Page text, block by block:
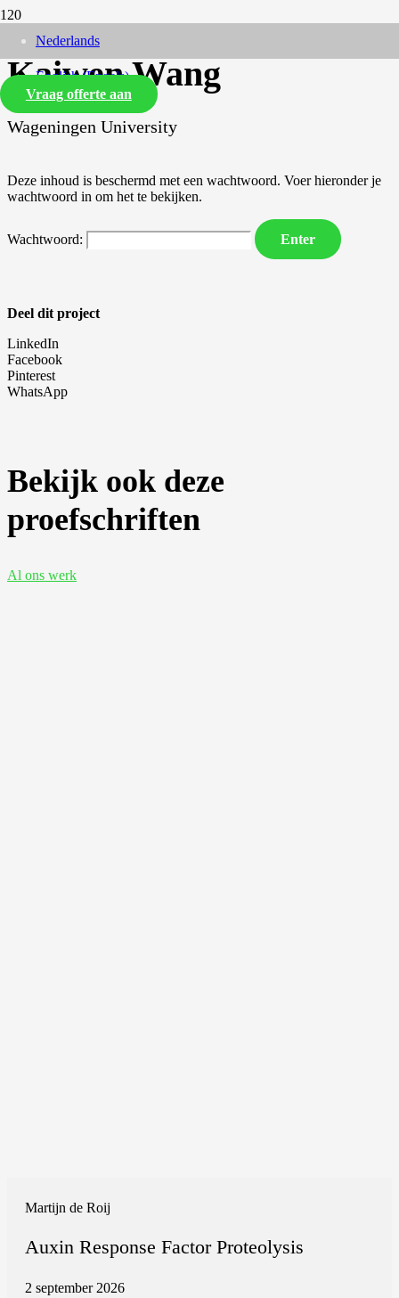
Nederlands
English(Engels)
Vraag offerte aan
Kaiwen Wang
Wageningen University
Deze inhoud is beschermd met een wachtwoord. Voer hieronder je
wachtwoord in om het te bekijken.
Wachtwoord:
Deel dit project
LinkedIn
Facebook
Pinterest
WhatsApp
Bekijk ook deze
proefschriften
Al ons werk
Martijn de Roij
Auxin Response Factor Proteolysis
2 september 2026